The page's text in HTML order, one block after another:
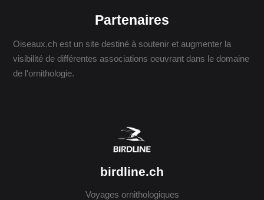
Partenaires
Oiseaux.ch est un site destiné à soutenir et augmenter la
visibilité de différentes associations oeuvrant dans le domaine
de l'ornithologie.
birdline.ch
Voyages ornithologiques